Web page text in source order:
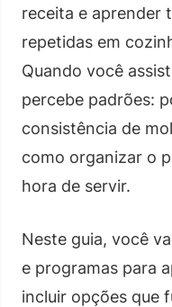
receita e aprender
repetidas em
Quando você
percebe padrões:
consistência de
como organizar o
hora de servir.
Neste guia, você
e programas para
incluir opções que